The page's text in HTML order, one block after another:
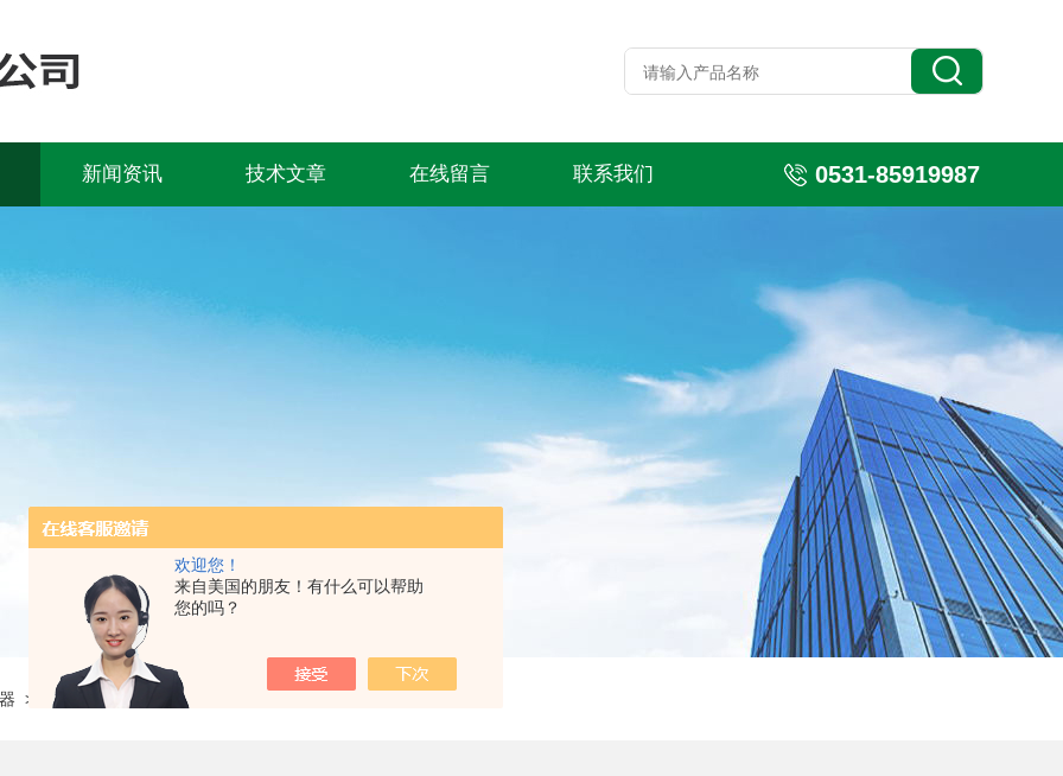
欢迎您！
来自美国的朋友！有什么可以帮助
您的吗？
新闻资讯 技术文章 在线留言 联系我们 0531-85919987
> ST-1700小麦面粉实验磨粉机饲料粮油食品检测